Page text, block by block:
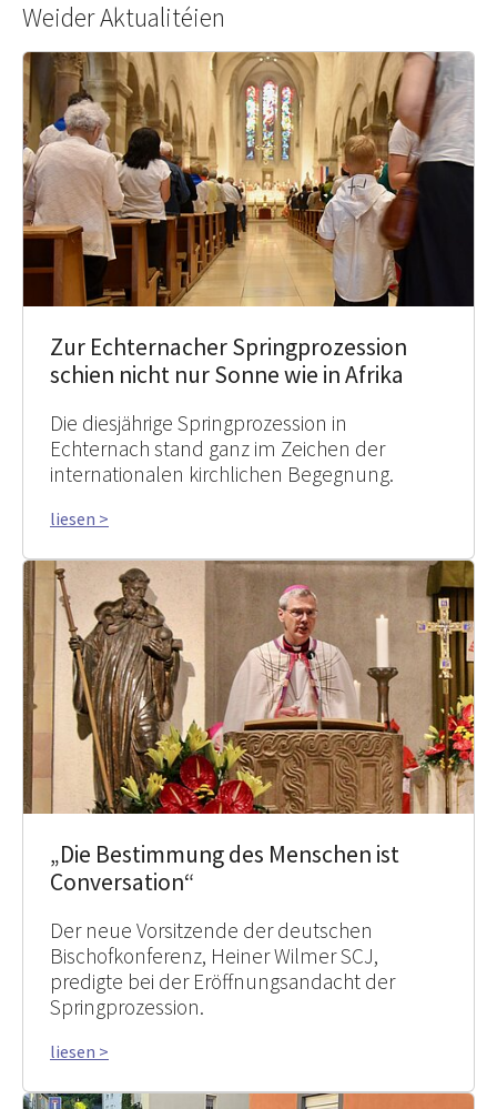
Weider Aktualitéien
Zur Echternacher Springprozession
schien nicht nur Sonne wie in Afrika
Die diesjährige Springprozession in
Echternach stand ganz im Zeichen der
internationalen kirchlichen Begegnung.
liesen >
„Die Bestimmung des Menschen ist
Conversation“
Der neue Vorsitzende der deutschen
Bischofkonferenz, Heiner Wilmer SCJ,
predigte bei der Eröffnungsandacht der
Springprozession.
liesen >